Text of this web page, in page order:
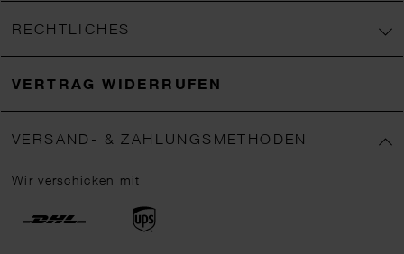
RECHTLICHES
VERTRAG WIDERRUFEN
VERSAND- & ZAHLUNGSMETHODEN
Wir verschicken mit